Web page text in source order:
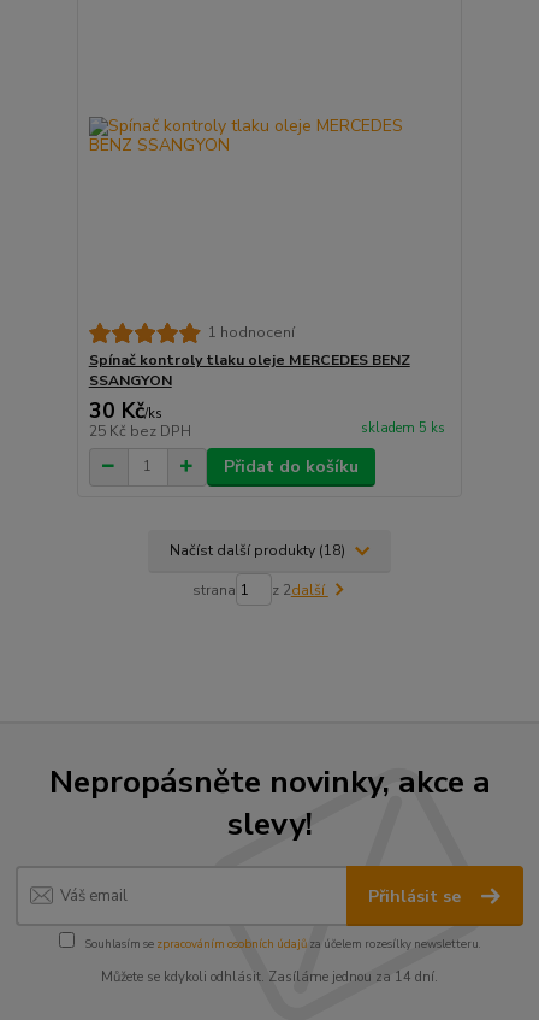
1 hodnocení
Spínač kontroly tlaku oleje MERCEDES BENZ
SSANGYON
30 Kč/ks
25 Kč bez DPH skladem 5 ks
Přidat do košíku
Načíst další produkty (18)
strana z 2další
Nepropásněte novinky, akce a
slevy!
Přihlásit se
Souhlasím se zpracováním osobních údajůza účelem rozesílky newsletteru.
Můžete se kdykoli odhlásit. Zasíláme jednou za 14 dní.